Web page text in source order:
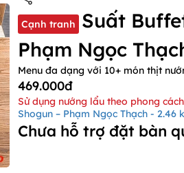
Cạnh tranh
Suất
Phạm Ngọc
Menu đa dạng với 10+ món thịt
469.000đ
Sử dụng nướng lẩu theo phong
Shogun – Phạm Ngọc Thạch - 2.46
Chưa hỗ trợ đặt bàn